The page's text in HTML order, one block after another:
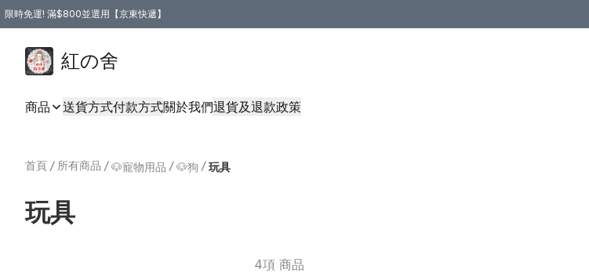
限時免運! 滿$800並選用【京東快遞】
紅の舍
商品 送貨方式付款方式關於我們退貨及退款政策
首頁 / 所有商品 / 🐶寵物用品 / 🐶狗 / 玩具
玩具
4項 商品